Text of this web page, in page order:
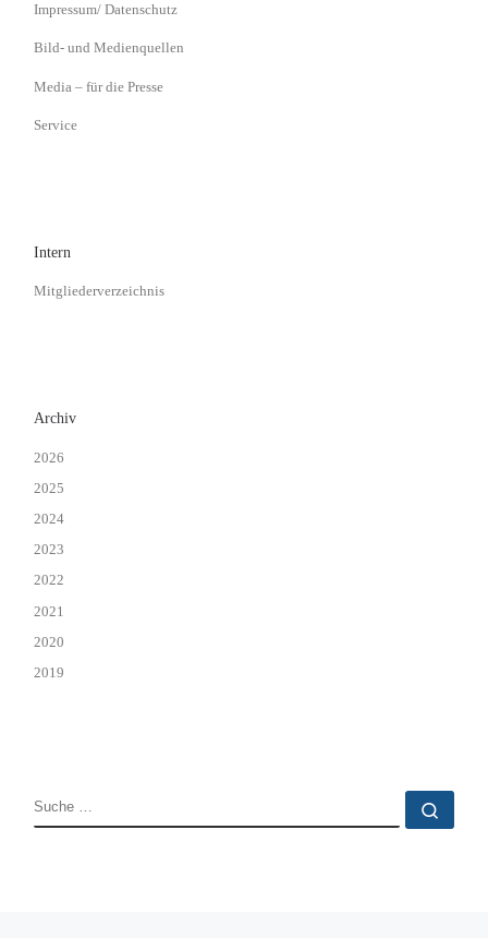
Impressum/ Datenschutz
Bild- und Medienquellen
Media – für die Presse
Service
Intern
Mitgliederverzeichnis
Archiv
2026
2025
2024
2023
2022
2021
2020
2019
SUCHE